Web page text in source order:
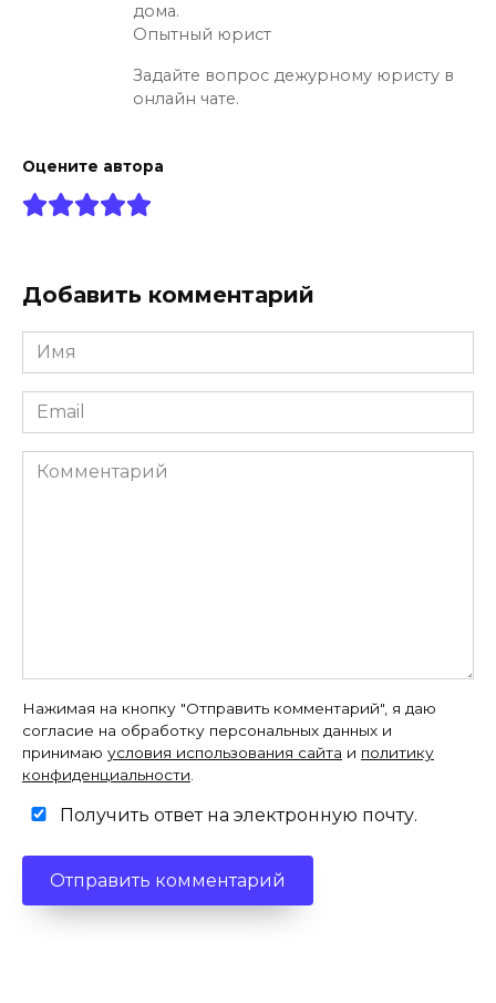
дома.
Опытный юрист
Задайте вопрос дежурному юристу в
онлайн чате.
Оцените автора
Добавить комментарий
Имя
*
Email
*
Комментарий
Нажимая на кнопку "Отправить комментарий", я даю
согласие на обработку персональных данных и
принимаю условия использования сайта и политику
конфиденциальности
Получить ответ на электронную почту.